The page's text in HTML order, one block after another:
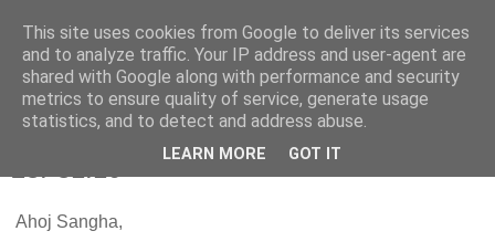
pondělí 27. září 2021
Retreat s Lukášom Chmelíkom v Brne
Ahoj Sangha,
This site uses cookies from Google to deliver its services
and to analyze traffic. Your IP address and user-agent are
shared with Google along with performance and security
metrics to ensure quality of service, generate usage
statistics, and to detect and address abuse.
LEARN MORE GOT IT